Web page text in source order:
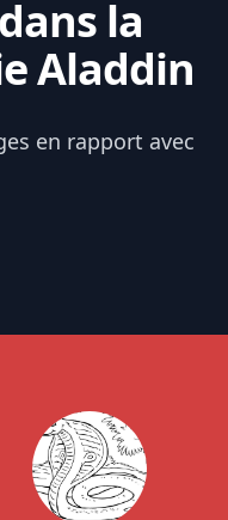
la
Aladdin
en rapport avec